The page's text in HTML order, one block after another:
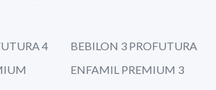
4
BEBILON 3 PROFUTURA
ENFAMIL PREMIUM 3